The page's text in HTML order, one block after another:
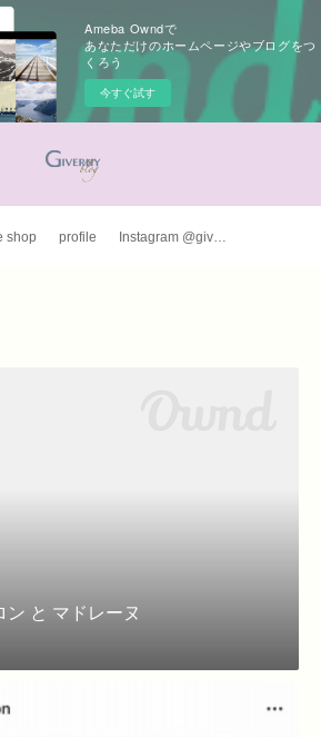
Ameba Owndで
あなただけのホームページやブログをつ
くろう
今すぐ試す
shop profile Instagram @giverny_apron
と マドレーヌ